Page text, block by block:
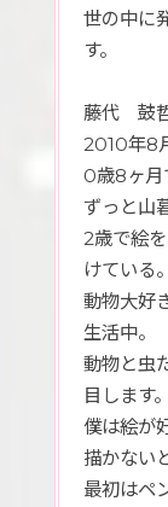
世の中に
す。
藤代 鼓
2010年8
0歳8ヶ月
ずっと山
2歳で絵
けている。
動物大好
生活中。
動物と虫
目します。
僕は絵が
描かない
最初はペ